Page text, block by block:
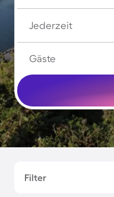
Jederzeit
Gäste
Filter